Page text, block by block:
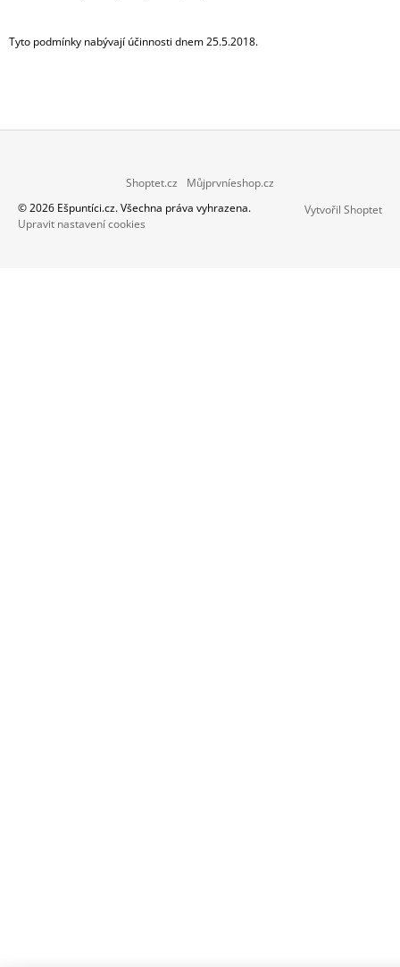
Tyto podmínky nabývají účinnosti dnem 25.5.2018.
Shoptet.cz
Můjprvníeshop.cz
Vytvořil Shoptet
© 2026 Ešpuntíci.cz. Všechna práva vyhrazena.
Upravit nastavení cookies